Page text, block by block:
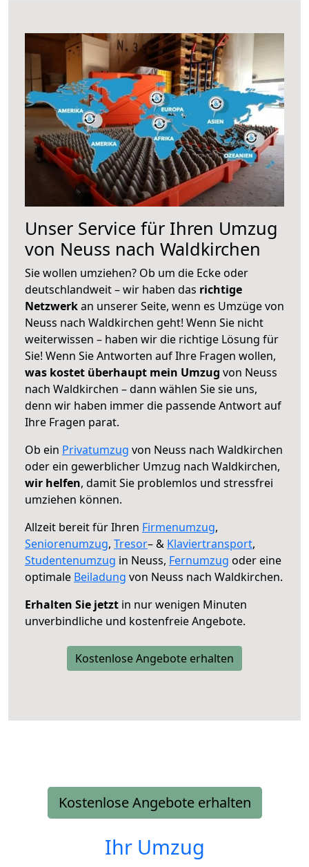
Unser Service für Ihren Umzug
von Neuss nach Waldkirchen
Sie wollen umziehen? Ob um die Ecke oder
deutschlandweit – wir haben das richtige
Netzwerkan unserer Seite, wenn es Umzüge von
Neuss nach Waldkirchen geht! Wenn Sie nicht
weiterwissen – haben wir die richtige Lösung für
Sie! Wenn Sie Antworten auf Ihre Fragen wollen,
was kostet überhaupt mein Umzug von Neuss
nach Waldkirchen – dann wählen Sie sie uns,
denn wir haben immer die passende Antwort auf
Ihre Fragen parat.
Ob ein Privatumzug von Neuss nach Waldkirchen
oder ein gewerblicher Umzug nach Waldkirchen,
wir helfen, damit Sie problemlos und stressfrei
umziehen können.
Allzeit bereit für Ihren Firmenumzug,
Seniorenumzug, Tresor– & Klaviertransport,
Studentenumzug in Neuss, Fernumzug oder eine
optimale Beiladung von Neuss nach Waldkirchen.
Erhalten Sie jetzt in nur wenigen Minuten
unverbindliche und kostenfreie Angebote.
Kostenlose Angebote erhalten
Kostenlose Angebote erhalten
Ihr Umzug